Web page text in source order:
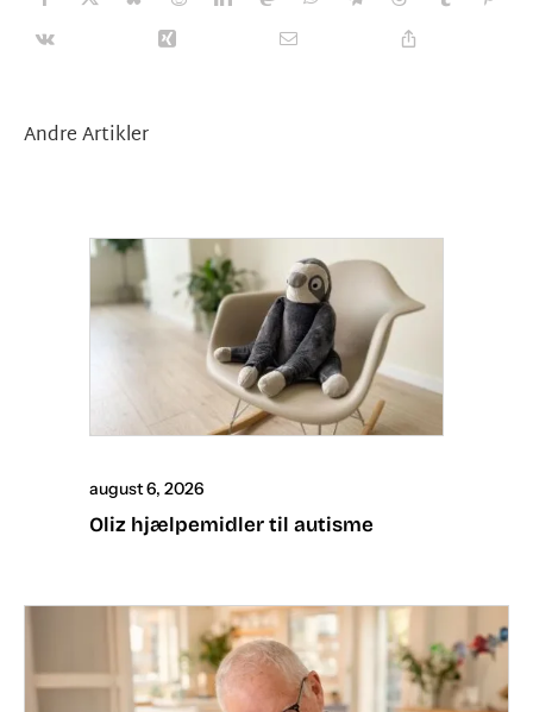
Andre Artikler
august 6, 2026
Oliz hjælpemidler til autisme